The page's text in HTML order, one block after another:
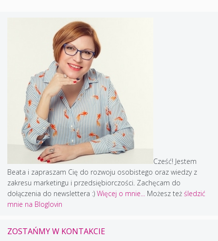
Cześć! Jestem
Beata i zapraszam Cię do rozwoju osobistego oraz wiedzy z
zakresu marketingu i przedsiębiorczości. Zachęcam do
dołączenia do newslettera :) Więcej o mnie... Możesz też śledzić
mnie na Bloglovin
ZOSTAŃMY W KONTAKCIE